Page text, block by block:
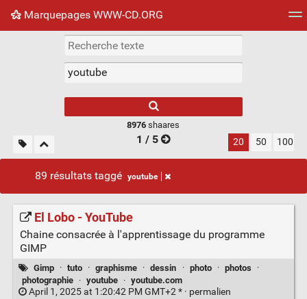
Marquepages WWW-CD.ORG
Nuage de tags Mur d'images
8976 shaares
1 / 5 20 50 100
89 résultats taggé youtube
El Lobo - YouTube
Chaine consacrée à l'apprentissage du programme
GIMP
Gimp · tuto · graphisme · dessin · photo · photos
·
photographie
· youtube · youtube.com
April 1, 2025 at 1:20:42 PM GMT+2 * · permalien